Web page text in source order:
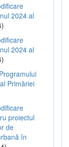
2024 al
2024 al
Primăriei
proiectul
de
în